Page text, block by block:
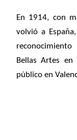
En 1914, con
volvió a
Bellas Artes
público en